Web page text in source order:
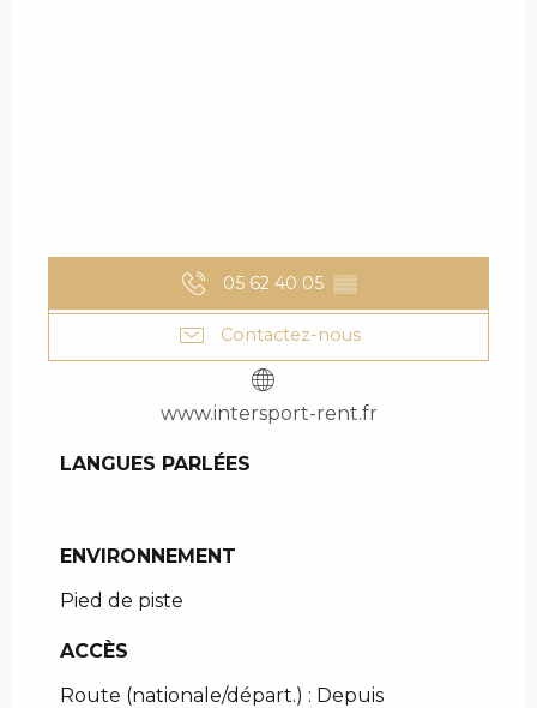
05 62 40 05 ▒▒
Contactez-nous
www.intersport-rent.fr
LANGUES PARLÉES
LANGUES PARLÉES
ENVIRONNEMENT
ENVIRONNEMENT
Pied de piste
ACCÈS
ACCÈS
Route (nationale/départ.) : Depuis